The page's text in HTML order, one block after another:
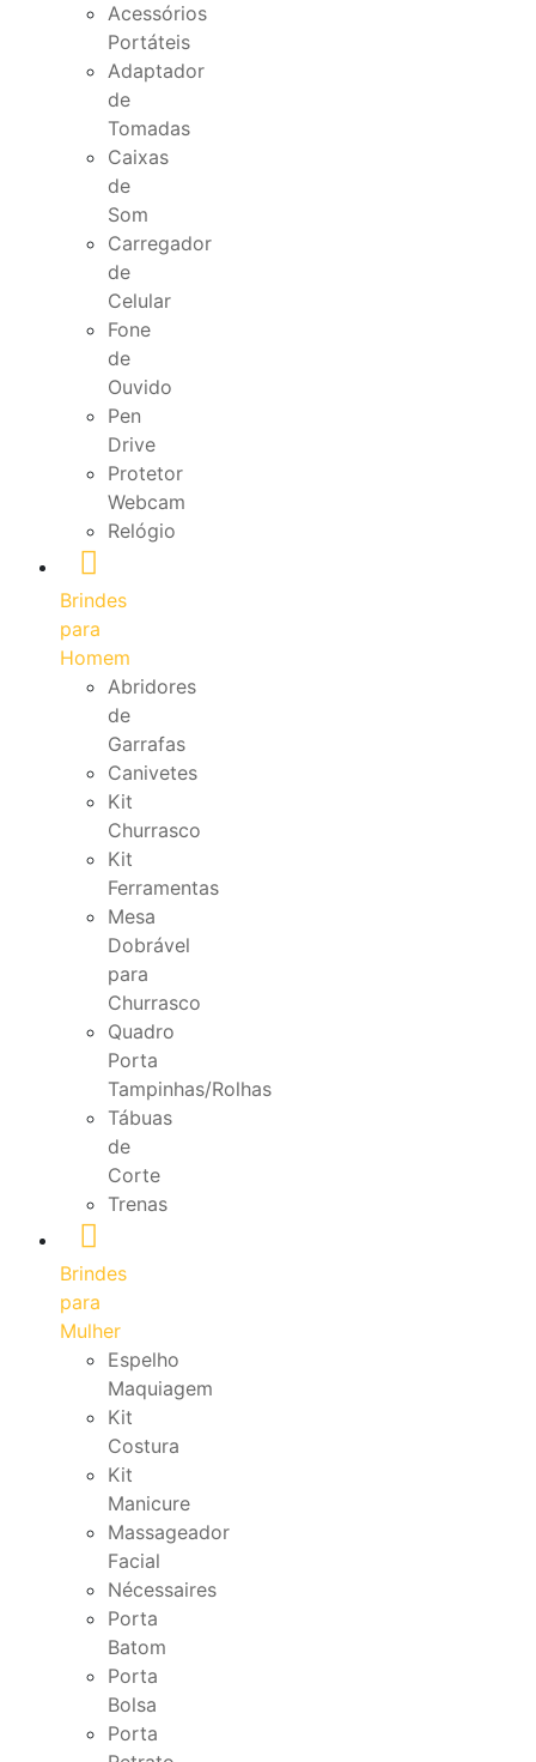
Acessórios
Portáteis
Adaptador
de
Tomadas
Caixas
de
Som
Carregador
de
Celular
Fone
de
Ouvido
Pen
Drive
Protetor
Webcam
Relógio
Brindes
para
Homem
Abridores
de
Garrafas
Canivetes
Kit
Churrasco
Kit
Ferramentas
Mesa
Dobrável
para
Churrasco
Quadro
Porta
Tampinhas/Rolhas
Tábuas
de
Corte
Trenas
Brindes
para
Mulher
Espelho
Maquiagem
Kit
Costura
Kit
Manicure
Massageador
Facial
Nécessaires
Porta
Batom
Porta
Bolsa
Porta